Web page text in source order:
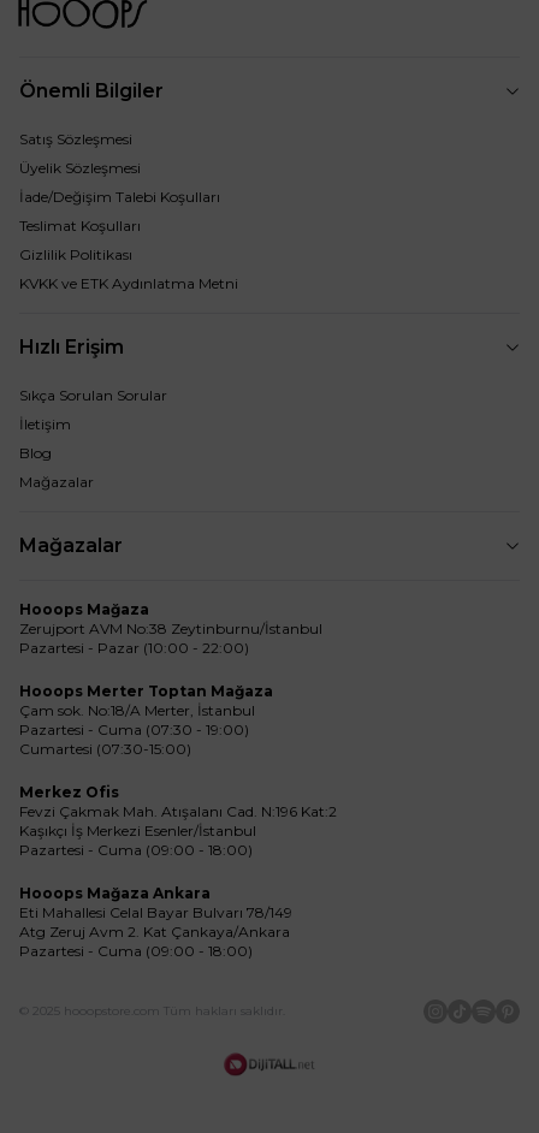
Önemli Bilgiler
Satış Sözleşmesi
Üyelik Sözleşmesi
İade/Değişim Talebi Koşulları
Teslimat Koşulları
Gizlilik Politikası
KVKK ve ETK Aydınlatma Metni
Hızlı Erişim
Sıkça Sorulan Sorular
İletişim
Blog
Mağazalar
Mağazalar
Hooops Mağaza
Zerujport AVM No:38 Zeytinburnu/İstanbul
Pazartesi - Pazar (10:00 - 22:00)
Hooops Merter Toptan Mağaza
Çam sok. No:18/A Merter, İstanbul
Pazartesi - Cuma (07:30 - 19:00)
Cumartesi (07:30-15:00)
Merkez Ofis
Fevzi Çakmak Mah. Atışalanı Cad. N:196 Kat:2
Kaşıkçı İş Merkezi Esenler/İstanbul
Pazartesi - Cuma (09:00 - 18:00)
Hooops Mağaza Ankara
Eti Mahallesi Celal Bayar Bulvarı 78/149
Atg Zeruj Avm 2. Kat Çankaya/Ankara
Pazartesi - Cuma (09:00 - 18:00)
© 2025 hooopstore.com Tüm hakları saklıdır.